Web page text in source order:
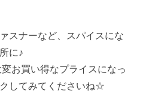
スナーなど、スパイスにな
に♪
お買い得なプライスになっ
してみてくださいね☆